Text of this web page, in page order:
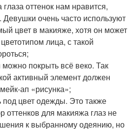
оттенок нам нравится,
Девушки очень часто используют
цвет в макияже, хотя он может
лица, с такой
покрыть всё веко. Так
активный элемент должен
ап «рисунка»;
под цвет одежды. Это также
оттенков для макияжа глаз не
к выбранному одеянию, но